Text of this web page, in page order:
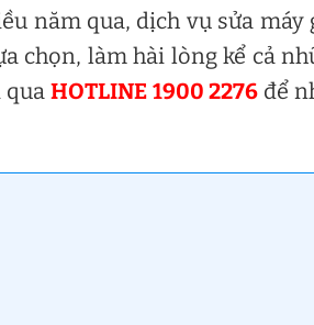
năm qua, dịch vụ sửa máy
chọn, làm hài lòng kể cả
qua HOTLINE 1900 2276 để